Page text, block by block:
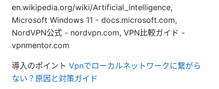
en.wikipedia.org/wiki/Artificial_intelligence,
Microsoft Windows 11 - docs.microsoft.com,
NordVPN公式 - nordvpn.com, VPN比較ガイド -
vpnmentor.com
導入のポイント Vpnでローカルネットワークに繋がら
ない？原因と対策ガイド